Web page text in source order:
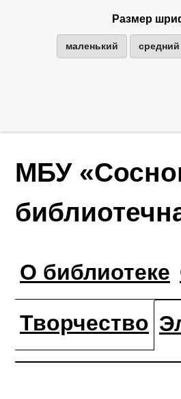
Размер
маленький средний
МБУ
О библиотеке
Творчество